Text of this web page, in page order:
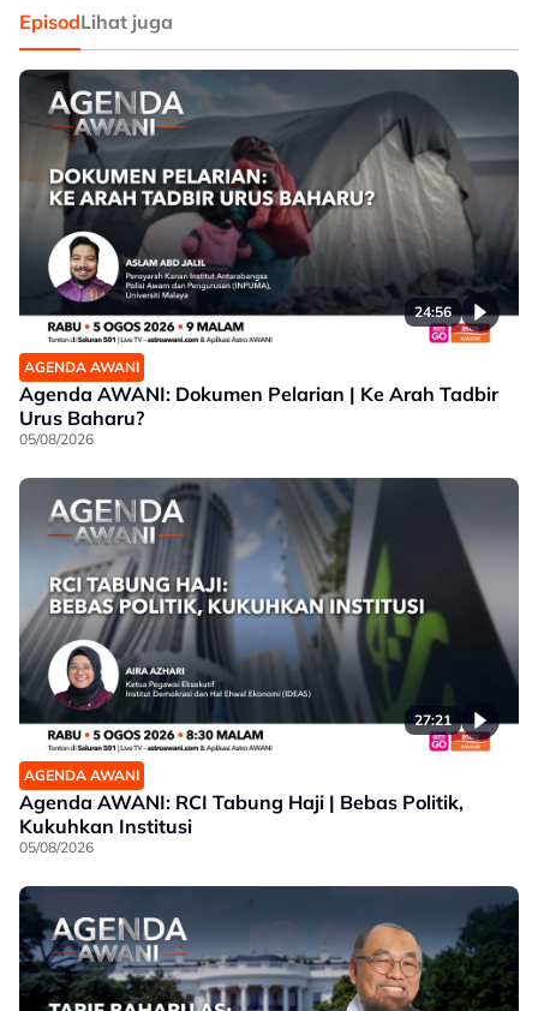
EpisodLihat juga
24:56
AGENDA AWANI
Agenda AWANI: Dokumen Pelarian | Ke Arah Tadbir
Urus Baharu?
05/08/2026
27:21
AGENDA AWANI
Agenda AWANI: RCI Tabung Haji | Bebas Politik,
Kukuhkan Institusi
05/08/2026